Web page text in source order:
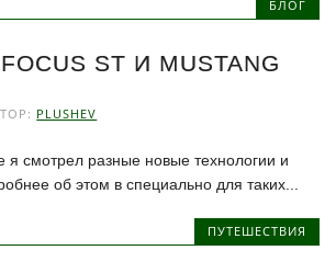
БЛОГ
ST И MUSTANG
PLUSHEV
смотрел разные новые технологии и
об этом в специально для таких...
ПУТЕШЕСТВИЯ